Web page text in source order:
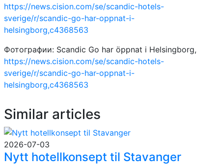
https://news.cision.com/se/scandic-hotels-
sverige/r/scandic-go-har-oppnat-i-
helsingborg,c4368563
Фотографии: Scandic Go har öppnat i Helsingborg,
https://news.cision.com/se/scandic-hotels-
sverige/r/scandic-go-har-oppnat-i-
helsingborg,c4368563
Similar articles
2026-07-03
Nytt hotellkonsept til Stavanger